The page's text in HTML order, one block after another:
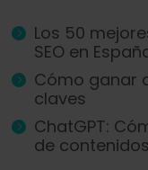
Los 50
SEO en
Cómo ganar
claves
ChatGPT:
de contenidos